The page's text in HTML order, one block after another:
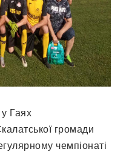
Гаях
громади
чемпіонаті